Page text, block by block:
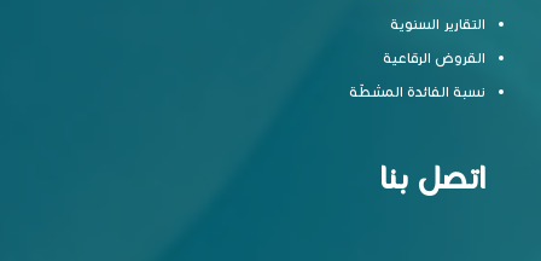
التقارير السنوية
القروض الرقاعية
نسبة الفائدة المشطّة
اتصل بنا